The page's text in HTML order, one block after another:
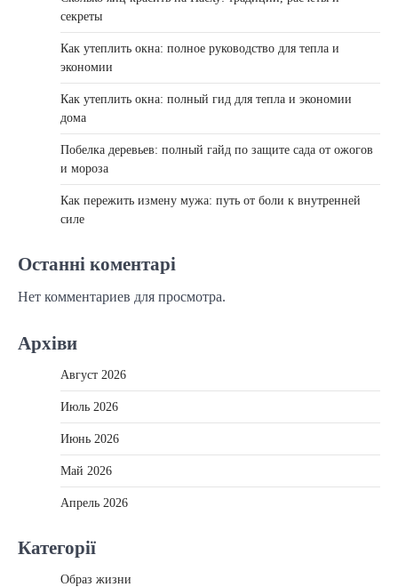
секреты
Как утеплить окна: полное руководство для тепла и
экономии
Как утеплить окна: полный гид для тепла и экономии
дома
Побелка деревьев: полный гайд по защите сада от ожогов
и мороза
Как пережить измену мужа: путь от боли к внутренней
силе
Останні коментарі
Нет комментариев для просмотра.
Архіви
Август 2026
Июль 2026
Июнь 2026
Май 2026
Апрель 2026
Категорії
Образ жизни